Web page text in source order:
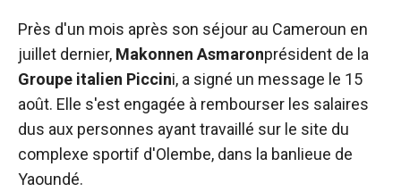
Près d'un mois après son séjour au Cameroun en
juillet dernier, Makonnen Asmaronprésident de la
Groupe italien Piccini, a signé un message le 15
août. Elle s'est engagée à rembourser les salaires
dus aux personnes ayant travaillé sur le site du
complexe sportif d'Olembe, dans la banlieue de
Yaoundé.
fonctionnement
du site web.
Statistiques
Afin
d'améliorer la
fonctionnalité
et la structure